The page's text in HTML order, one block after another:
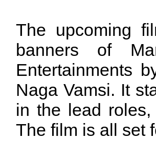
The upcoming
banners of
Entertainments
Naga Vamsi. It
in the lead
The film is all set